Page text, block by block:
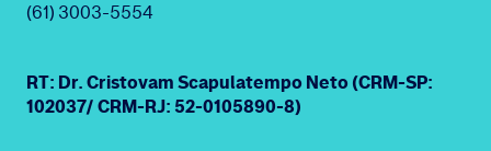
(61) 3003-5554
RT: Dr. Cristovam Scapulatempo Neto (CRM-SP:
102037/ CRM-RJ: 52-0105890-8)